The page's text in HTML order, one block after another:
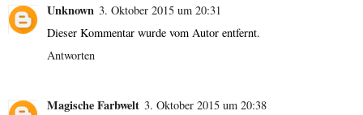
Unknown 3. Oktober 2015 um 20:31
Dieser Kommentar wurde vom Autor entfernt.
Antworten
Magische Farbwelt 3. Oktober 2015 um 20:38